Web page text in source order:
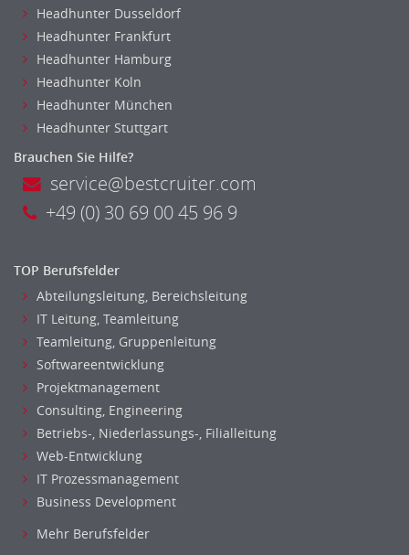
Lagerlogistik
Einkauf, Materialwirtschaft & Logistik Leitung, Teamleitung
Materialwirtschaft
Produktionslogistik
Einkauf, Materialwirtschaft & Logistik Prozessmanagement
Supply-Chain-Management
Controlling
Gehaltsbuchhaltung, Lohnbuchhaltung
Konzernbuchhaltung
Kreditorenbuchhaltung
Finanzen Leitung, Teamleitung
Finanzen Prozessmanagement
Rechnungswesen
Wirtschaftsprüfung
Headhunter Dusseldorf
Headhunter Frankfurt
Headhunter Hamburg
Headhunter Koln
Headhunter München
Headhunter Stuttgart
Brauchen Sie Hilfe?
service@bestcruiter.com
+49 (0) 30 69 00 45 96 9
TOP Berufsfelder
Abteilungsleitung, Bereichsleitung
IT Leitung, Teamleitung
Teamleitung, Gruppenleitung
Softwareentwicklung
Projektmanagement
Consulting, Engineering
Betriebs-, Niederlassungs-, Filialleitung
Web-Entwicklung
IT Prozessmanagement
Business Development
Mehr Berufsfelder